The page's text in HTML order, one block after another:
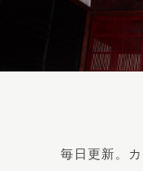
毎日更新。